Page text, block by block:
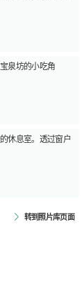
泉坊的小吃角
休息室。透过窗户
转到照片库页面